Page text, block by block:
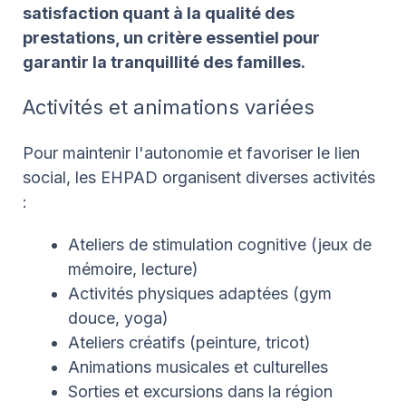
satisfaction quant à la qualité des
prestations, un critère essentiel pour
garantir la tranquillité des familles.
Activités et animations variées
Pour maintenir l'autonomie et favoriser le lien
social, les EHPAD organisent diverses activités
:
Ateliers de stimulation cognitive (jeux de
mémoire, lecture)
Activités physiques adaptées (gym
douce, yoga)
Ateliers créatifs (peinture, tricot)
Animations musicales et culturelles
Sorties et excursions dans la région